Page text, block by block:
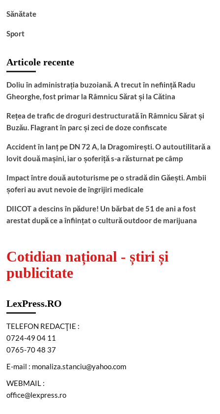
Sănătate
Sport
Articole recente
Doliu în administrația buzoiană. A trecut în neființă Radu
Gheorghe, fost primar la Râmnicu Sărat și la Cătina
Rețea de trafic de droguri destructurată în Râmnicu Sărat și
Buzău. Flagrant în parc și zeci de doze confiscate
Accident în lanț pe DN 72 A, la Dragomirești. O autoutilitară a
lovit două mașini, iar o șoferiță s-a răsturnat pe câmp
Impact între două autoturisme pe o stradă din Găești. Ambii
șoferi au avut nevoie de îngrijiri medicale
DIICOT a descins în pădure! Un bărbat de 51 de ani a fost
arestat după ce a înființat o cultură outdoor de marijuana
Cotidian național - știri și
publicitate
LexPress.RO
TELEFON REDACŢIE :
0724-49 04 11
0765-70 48 37
E-mail : monaliza.stanciu@yahoo.com
WEBMAIL :
office@lexpress.ro